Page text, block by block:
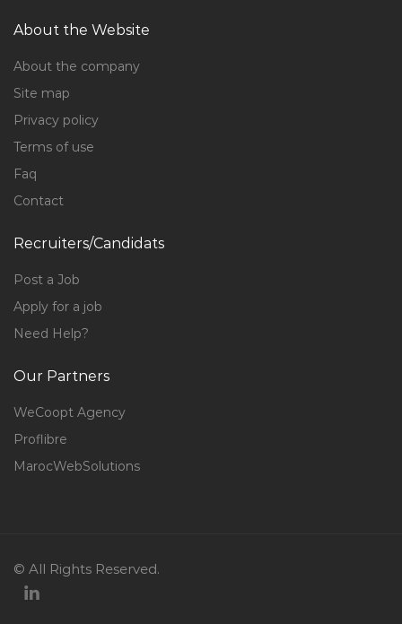
About the Website
About the company
Site map
Privacy policy
Terms of use
Faq
Contact
Recruiters/Candidats
Post a Job
Apply for a job
Need Help?
Our Partners
WeCoopt Agency
Proflibre
MarocWebSolutions
© All Rights Reserved.